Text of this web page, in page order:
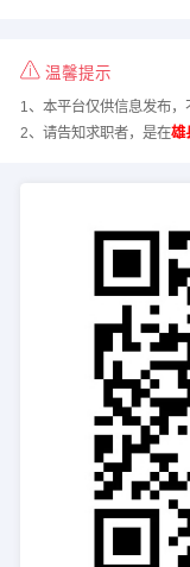
温馨提示
1、本平台仅供信息发布，
2、请告知求职者，是在雄